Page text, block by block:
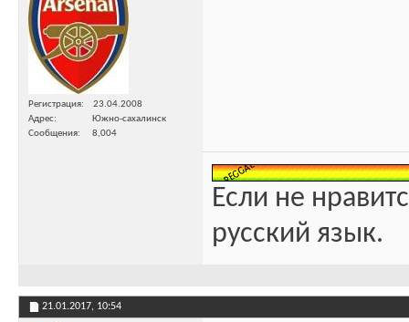
Регистрация
23.04.2008
Адрес
Южно-сахалинск
Сообщения
8,004
Если не
русский язык.
21.01.2017, 10:54